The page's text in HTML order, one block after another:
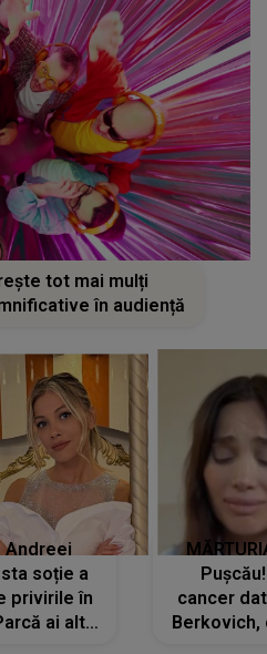
tot mai mulți
în audiență
Andreei
soție a
privirile în
ai altă
cancer
Berkovich,